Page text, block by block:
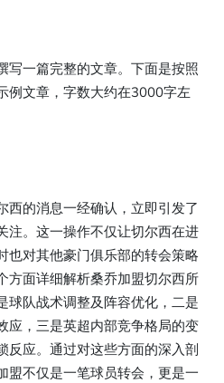
写一篇完整的文章。下面是按照
例文章，字数大约在3000字左
西的消息一经确认，立即引发了
注。这一操作不仅让切尔西在进
也对其他豪门俱乐部的转会策略
方面详细解析桑乔加盟切尔西所
球队战术调整及阵容优化，二是
应，三是英超内部竞争格局的变
反应。通过对这些方面的深入剖
盟不仅是一笔球员转会，更是一